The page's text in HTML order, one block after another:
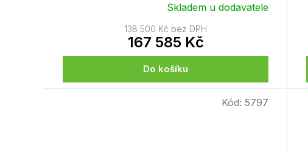
Skladem u dodavatele
138 500 Kč bez DPH
167 585 Kč
Do košíku
Kód: 5797